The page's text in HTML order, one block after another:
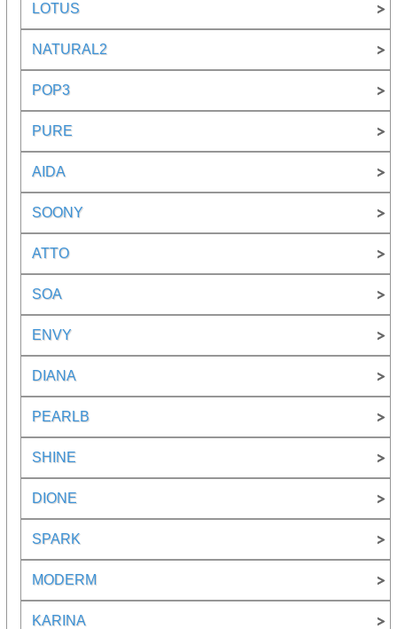
LOTUS
NATURAL2
POP3
PURE
AIDA
SOONY
ATTO
SOA
ENVY
DIANA
PEARLB
SHINE
DIONE
SPARK
MODERM
KARINA